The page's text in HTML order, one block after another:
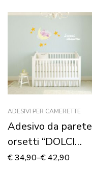
ADESIVI PER CAMERETTE
Adesivo da parete
orsetti “DOLCI
SOGNI” – Adesivo
€34,90–€42,90